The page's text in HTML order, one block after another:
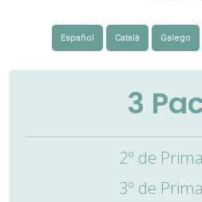
Español Català Galego
3
2º de
3º de